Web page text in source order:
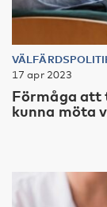
17 apr 2023
Förmåga att
kunna möta